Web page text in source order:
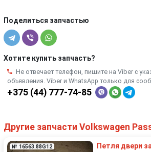
Поделиться запчастью
Хотите купить запчасть?
Не отвечает телефон, пишите на Viber с
объявления. Viber и WhatsApp только для
+375 (44) 777-74-85
Другие запчасти Volkswagen
№ 16563.88G12
Петля двери